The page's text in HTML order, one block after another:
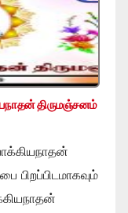
திருமஞ்சனம்
பிறப்பிடமாகவும்